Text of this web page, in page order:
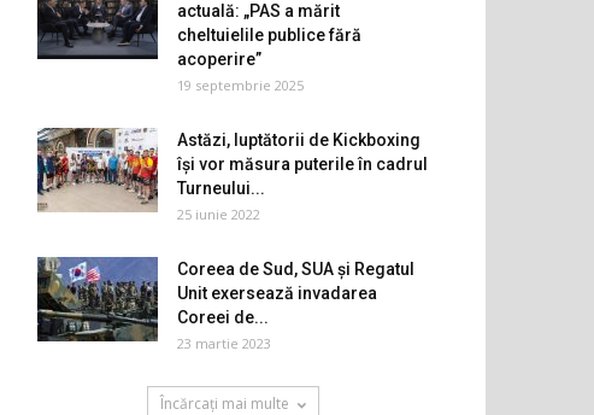
actuală: „PAS a mărit
cheltuielile publice fără
acoperire”
19 septembrie 2025
Astăzi, luptătorii de Kickboxing
își vor măsura puterile în cadrul
Turneului...
25 iunie 2022
Coreea de Sud, SUA şi Regatul
Unit exersează invadarea
Coreei de...
23 martie 2023
Încărcați mai multe